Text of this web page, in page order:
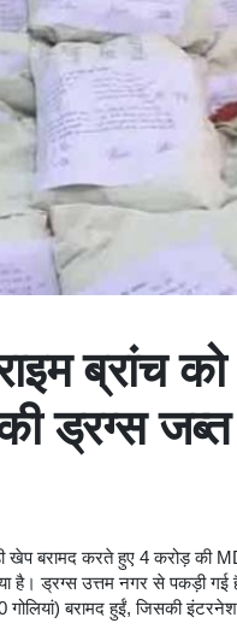
ब्रांच
ड्रग्स जब्त
खेप बरामद करते हुए 4 करोड़ की
है। ड्रग्स उत्तम नगर से पकड़ी
गोलियां) बरामद हुईं, जिसकी